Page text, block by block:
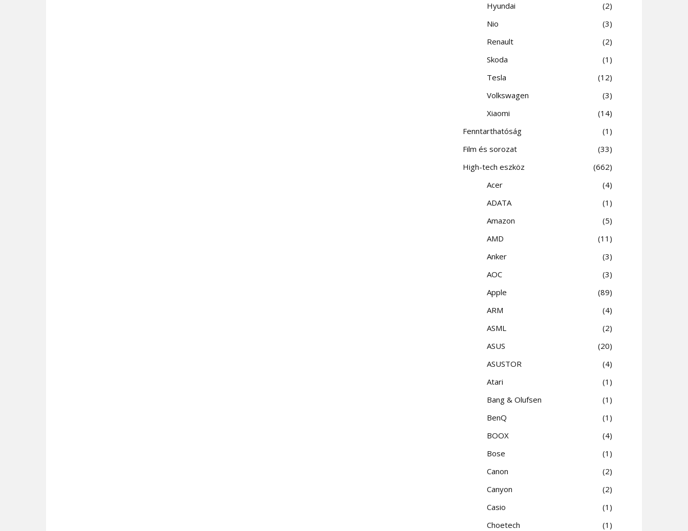
Hyundai
2
Nio
3
Renault
2
Skoda
1
Tesla
12
Volkswagen
3
Xiaomi
14
Fenntarthatóság
1
Film és sorozat
33
High-tech eszköz
662
Acer
4
ADATA
1
Amazon
5
AMD
11
Anker
3
AOC
3
Apple
89
ARM
4
ASML
2
ASUS
20
ASUSTOR
4
Atari
1
Bang & Olufsen
1
BenQ
1
BOOX
4
Bose
1
Canon
2
Canyon
2
Casio
1
Choetech
1